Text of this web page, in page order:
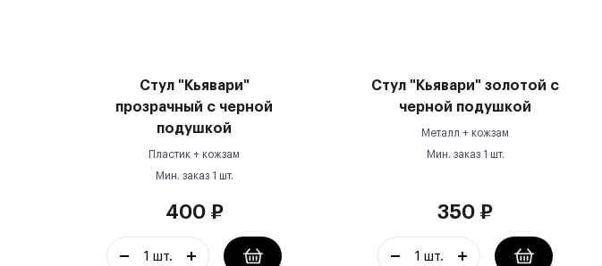
Стул "Кьявари"
прозрачный с черной
подушкой
Пластик + кожзам
Мин. заказ 1 шт.
400₽
Стул "Кьявари" золотой с
черной подушкой
Металл + кожзам
Мин. заказ 1 шт.
350 ₽